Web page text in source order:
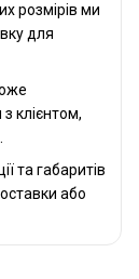
розмірів ми
для
клієнтом,
та габаритів
або